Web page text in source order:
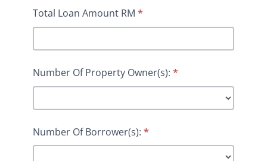
Total Loan Amount RM *
Number Of Property Owner(s): *
Number Of Borrower(s): *